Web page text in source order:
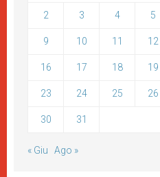
2 3 4 5
9 10 11 12
16 17 18 19
23 24 25 26
30 31
« Giu Ago »